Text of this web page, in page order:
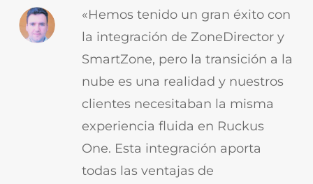
«Hemos tenido un gran éxito con
la integración de ZoneDirector y
SmartZone, pero la transición a la
nube es una realidad y nuestros
clientes necesitaban la misma
experiencia fluida en Ruckus
One. Esta integración aporta
todas las ventajas de